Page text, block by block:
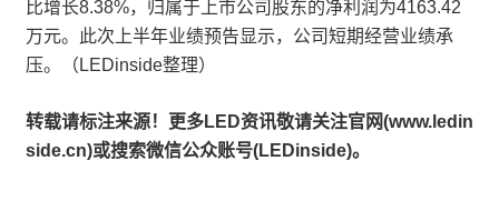
比增长8.38%，归属于上市公司股东的净利润为4163.42
万元。此次上半年业绩预告显示，公司短期经营业绩承
压。（LEDinside整理）
转载请标注来源！更多LED资讯敬请关注官网(www.ledin
side.cn)或搜索微信公众账号(LEDinside)。